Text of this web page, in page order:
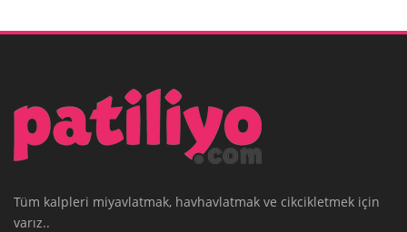
Tüm kalpleri miyavlatmak, havhavlatmak ve cikcikletmek için
varız..